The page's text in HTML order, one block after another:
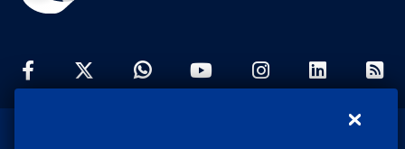
Facebook: Apre una nuova finestra
Twitter: Apre una nuova finestra
Whatsapp: Apre una nuova
Youtube: Apre una
Instagram: